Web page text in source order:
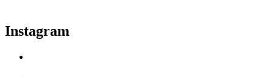
Instagram